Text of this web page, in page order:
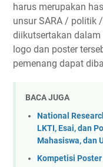
harus merupakan
unsur SARA / politik
diikutsertakan
logo dan poster
pemenang dapat
BACA JUGA
National
LKTI, Esai, dan
Mahasiswa, dan
Kompetisi